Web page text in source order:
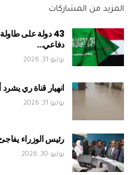
المزيد من المشاركات
43 دولة على
دفاعي…
يوليو 31, 2026
انهيار قناة ري
يوليو 31, 2026
رئيس الوزراء
يوليو 30, 2026